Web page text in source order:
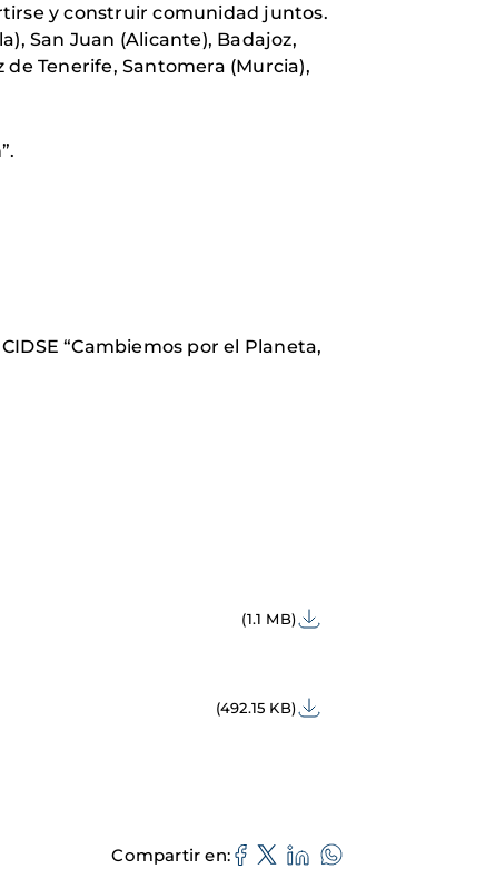
y construir comunidad juntos.
San Juan (Alicante), Badajoz,
de Tenerife, Santomera (Murcia),
“Cambiemos por el Planeta,
(1.1 MB)
(492.15 KB)
Compartir en